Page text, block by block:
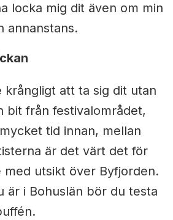
locka mig dit även om min
annanstans.
krångligt att ta sig dit utan
bit från festivalområdet,
tid innan, mellan
är det värt det för
med utsikt över Byfjorden.
är i Bohuslän bör du testa